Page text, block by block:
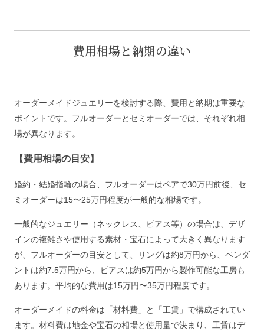
費用相場と納期の違い
オーダーメイドジュエリーを検討する際、費用と納期は重要な
ポイントです。フルオーダーとセミオーダーでは、それぞれ相
場が異なります。
【費用相場の目安】
婚約・結婚指輪の場合、フルオーダーはペアで30万円前後、セ
ミオーダーは15〜25万円程度が一般的な相場です。
一般的なジュエリー（ネックレス、ピアス等）の場合は、デザ
インの複雑さや使用する素材・宝石によって大きく異なります
が、フルオーダーの目安として、リングは約8万円から、ペンダ
ントは約7.5万円から、ピアスは約5万円から製作可能な工房も
あります。平均的な費用は15万円〜35万円程度です。
オーダーメイドの料金は「材料費」と「工賃」で構成されてい
ます。材料費は地金や宝石の相場と使用量で決まり、工賃はデ